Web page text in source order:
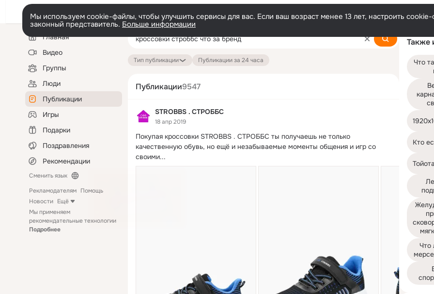
Мы используем cookie-файлы, чтобы улучшить сервисы для вас. Если ваш возраст менее 13 лет, настроить
законный представитель. Больше информации
Левая
колонкаГлавная
Видео
Группы
Люди
Публикации
Игры
Подарки
Поздравления
Рекомендации
Сменить язык
Рекламодателям Помощь
Новости Ещё
Мы применяем
рекомендательные технологии
Подробнее
Также
Что
Кто
Что
Тип публикации
Публикации за 24 часа
Публикации9547
STROBBS . СТРОББС
18 апр 2019
Покупая кроссовки STROBBS . СТРОББС ты получаешь не только
качественную обувь, но ещё и незабываемые моменты общения и игр со
своими...